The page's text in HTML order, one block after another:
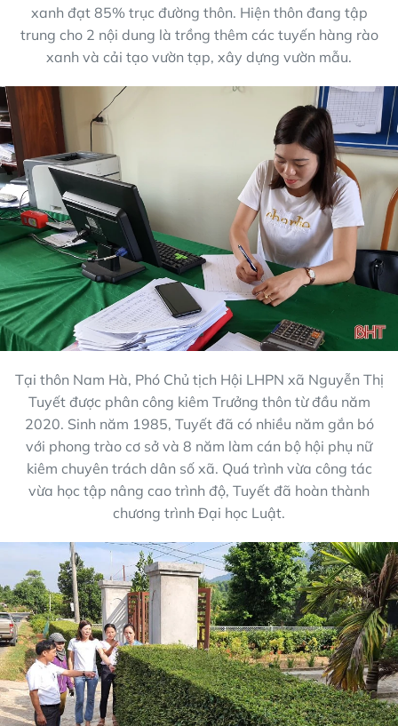
xanh đạt 85% trục đường thôn. Hiện thôn đang tập
trung cho 2 nội dung là trồng thêm các tuyến hàng rào
xanh và cải tạo vườn tạp, xây dựng vườn mẫu.
Tại thôn Nam Hà, Phó Chủ tịch Hội LHPN xã Nguyễn Thị
Tuyết được phân công kiêm Trưởng thôn từ đầu năm
2020. Sinh năm 1985, Tuyết đã có nhiều năm gắn bó
với phong trào cơ sở và 8 năm làm cán bộ hội phụ nữ
kiêm chuyên trách dân số xã. Quá trình vừa công tác
vừa học tập nâng cao trình độ, Tuyết đã hoàn thành
chương trình Đại học Luật.